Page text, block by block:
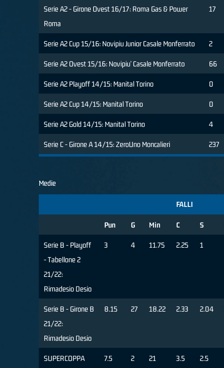
Serie A2 - Girone Ovest 16/17: Roma Gas & Power
Roma
17
Serie A2 Cup 15/16: Novipiu Junior Casale Monferrato 2
Serie A2 Ovest 15/16: Novipiu' Casale Monferrato 66
Serie A2 Playoff 14/15: Manital Torino 0
Serie A2 Cup 14/15: Manital Torino 0
Serie A2 Gold 14/15: Manital Torino 4
Serie C - Girone A 14/15: ZeroUno Moncalieri 237
Medie
FALLI
Pun G Min C S
Serie B - Playoff
- Tabellone 2
21/22:
Rimadesio Desio
3 4 11.75 2.25 1
Serie B - Girone B
21/22:
Rimadesio Desio
8.15 27 18.22 2.33 2.04
SUPERCOPPA
7.5 2 21 3.5 2.5